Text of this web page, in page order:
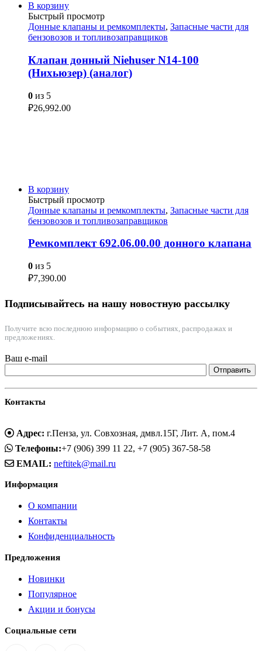
В корзину
Быстрый просмотр
Донные клапаны и ремкомплекты, Запасные части для
бензовозов и топливозаправщиков
Клапан донный Niehuser N14-100
(Нихьюзер) (аналог)
0 из 5
₽26,992.00
В корзину
Быстрый просмотр
Донные клапаны и ремкомплекты, Запасные части для
бензовозов и топливозаправщиков
Ремкомплект 692.06.00.00 донного клапана
0 из 5
₽7,390.00
Подписывайтесь на нашу новостную рассылку
Получите всю последнюю информацию о событиях, распродажах и
предложениях.
Ваш e-mail
Контакты
Адрес: г.Пенза, ул. Совхозная, дмвл.15Г, Лит. А, пом.4
Телефоны:+7 (906) 399 11 22, +7 (905) 367-58-58
EMAIL: neftitek@mail.ru
Информация
О компании
Контакты
Конфиденциальность
Предложения
Новинки
Популярное
Акции и бонусы
Социальные сети